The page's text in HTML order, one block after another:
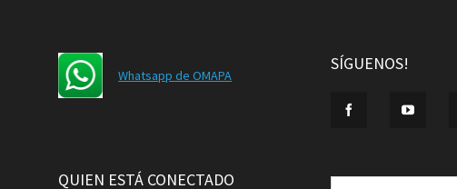
Whatsapp de OMAPA
SÍGUENOS!
QUIEN ESTÁ CONECTADO Buscar: